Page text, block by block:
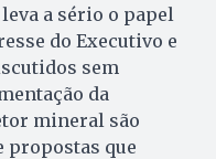
a sério o papel
do Executivo e
sem
da
mineral são
propostas que